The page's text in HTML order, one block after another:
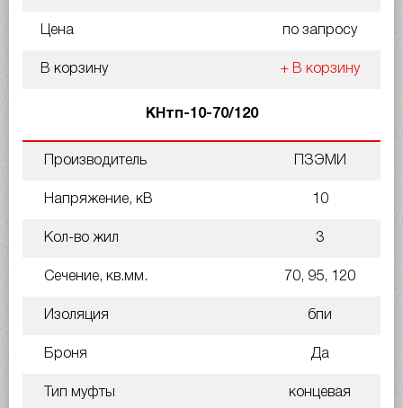
Цена по запросу
В корзину + В корзину
КНтп-10-70/120
Производитель ПЗЭМИ
Напряжение, кВ 10
Кол-во жил 3
Сечение, кв.мм. 70, 95, 120
Изоляция бпи
Броня Да
Тип муфты концевая